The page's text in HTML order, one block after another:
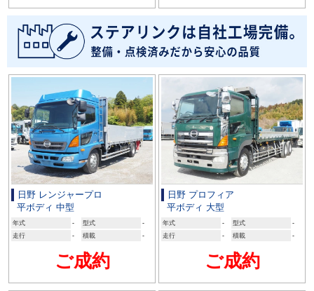
日野 レンジャープロ
平ボディ 中型
年式 - 型式
-
走行
- 積載 -
ご成約
日野 プロフィア
平ボディ 大型
年式 - 型式
-
走行
- 積載 -
ご成約